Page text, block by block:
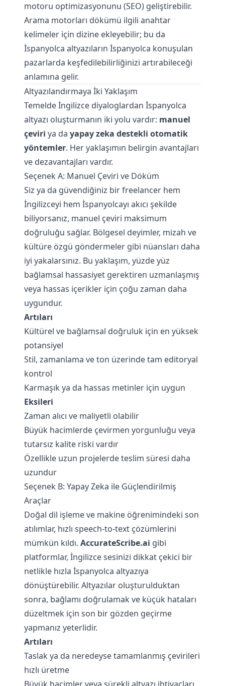
motoru optimizasyonunu (SEO) geliştirebilir.
Arama motorları dökümü ilgili anahtar
kelimeler için dizine ekleyebilir; bu da
İspanyolca altyazıların İspanyolca konuşulan
pazarlarda keşfedilebilirliğinizi artırabileceği
anlamına gelir.
Altyazılandırmaya İki Yaklaşım
Temelde İngilizce diyaloglardan İspanyolca
altyazı oluşturmanın iki yolu vardır: manuel
çeviri ya da yapay zeka destekli otomatik
yöntemler. Her yaklaşımın belirgin avantajları
ve dezavantajları vardır.
Seçenek A: Manuel Çeviri ve Döküm
Siz ya da güvendiğiniz bir freelancer hem
İngilizceyi hem İspanyolcayı akıcı şekilde
biliyorsanız, manuel çeviri maksimum
doğruluğu sağlar. Bölgesel deyimler, mizah ve
kültüre özgü göndermeler gibi nüansları daha
iyi yakalarsınız. Bu yaklaşım, yüzde yüz
bağlamsal hassasiyet gerektiren uzmanlaşmış
veya hassas içerikler için çoğu zaman daha
uygundur.
Artıları
Kültürel ve bağlamsal doğruluk için en yüksek
potansiyel
Stil, zamanlama ve ton üzerinde tam editoryal
kontrol
Karmaşık ya da hassas metinler için uygun
Eksileri
Zaman alıcı ve maliyetli olabilir
Büyük hacimlerde çevirmen yorgunluğu veya
tutarsız kalite riski vardır
Özellikle uzun projelerde teslim süresi daha
uzundur
Seçenek B: Yapay Zeka ile Güçlendirilmiş
Araçlar
Doğal dil işleme ve makine öğrenimindeki son
atılımlar, hızlı speech-to-text çözümlerini
mümkün kıldı. AccurateScribe.ai gibi
platformlar, İngilizce sesinizi dikkat çekici bir
netlikle hızla İspanyolca altyazıya
dönüştürebilir. Altyazılar oluşturulduktan
sonra, bağlamı doğrulamak ve küçük hataları
düzeltmek için son bir gözden geçirme
yapmanız yeterlidir.
Artıları
Taslak ya da neredeyse tamamlanmış çevirileri
hızlı üretme